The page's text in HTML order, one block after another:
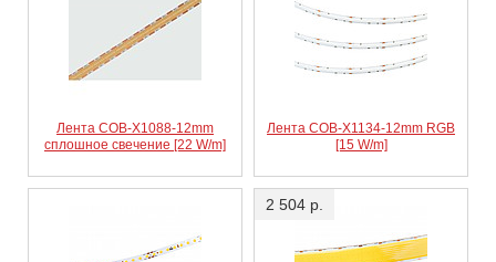
Лента COB-X1088-12mm
сплошное свечение [22 W/m]
Лента COB-X1134-12mm RGB
[15 W/m]
2 504 р.